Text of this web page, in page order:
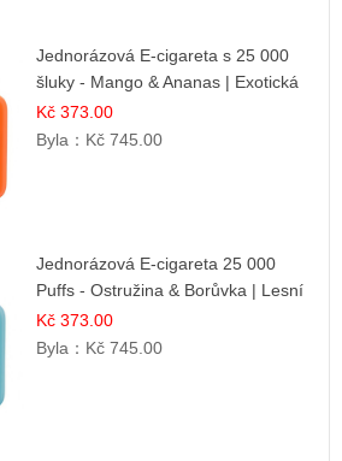
Jednorázová E-cigareta s 25 000
šluky - Mango & Ananas | Exotická
ovocná směs
Kč 373.00
Byla： Kč 745.00
Jednorázová E-cigareta 25 000
Puffs - Ostružina & Borůvka | Lesní
ovocná směs
Kč 373.00
Byla： Kč 745.00